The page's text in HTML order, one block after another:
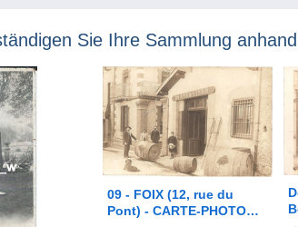
Sie Ihre Sammlung
09 - FOIX (12, rue du
Pont) - CARTE-PHOTO